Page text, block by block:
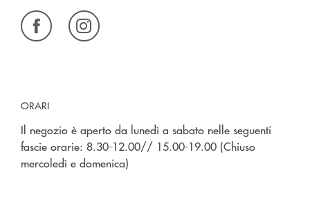
ORARI
Il negozio è aperto da lunedì a sabato nelle seguenti
fascie orarie: 8.30-12.00// 15.00-19.00 (Chiuso
mercoledì e domenica)